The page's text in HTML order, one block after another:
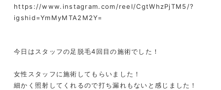
https://www.instagram.com/reel/CgtWhzPjTM5/?
igshid=YmMyMTA2M2Y=
今日はスタッフの足脱毛4回目の施術でした！
女性スタッフに施術してもらいました！
細かく照射してくれるので打ち漏れもないと感じました！